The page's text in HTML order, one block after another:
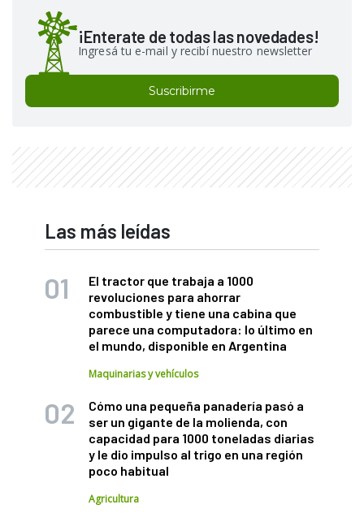
¡Enterate de todas las novedades!
Ingresá tu e-mail y recibí nuestro newsletter
Suscribirme
Las más leídas
El tractor que trabaja a 1000
revoluciones para ahorrar
combustible y tiene una cabina que
parece una computadora: lo último en
el mundo, disponible en Argentina
Maquinarias y vehículos
Cómo una pequeña panadería pasó a
ser un gigante de la molienda, con
capacidad para 1000 toneladas diarias
y le dio impulso al trigo en una región
poco habitual
Agricultura